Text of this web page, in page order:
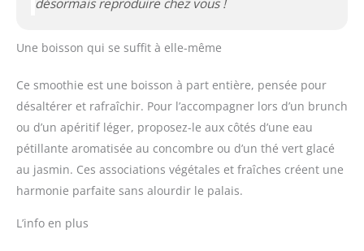
Une boisson qui se suffit à elle-même
Ce smoothie est une boisson à part entière, pensée pour
désaltérer et rafraîchir. Pour l’accompagner lors d’un brunch
ou d’un apéritif léger, proposez-le aux côtés d’une eau
pétillante aromatisée au concombre ou d’un thé vert glacé
au jasmin. Ces associations végétales et fraîches créent une
harmonie parfaite sans alourdir le palais.
L’info en plus